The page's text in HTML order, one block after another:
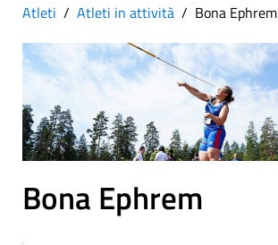
Atleti
Atleti in attività Bona Ephrem
Bona Ephrem